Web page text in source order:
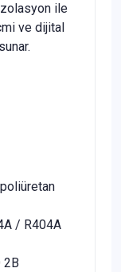
ile
ve dijital
/ R404A
2B